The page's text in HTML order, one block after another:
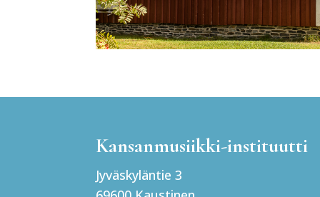
Kansanmusiikki-instituutti
Jyväskyläntie 3